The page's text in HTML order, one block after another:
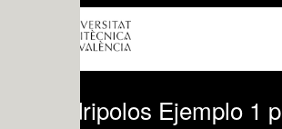
Ejemplo 1 prácticas